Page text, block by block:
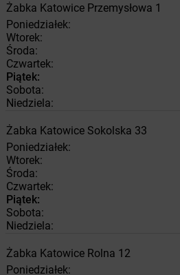
Żabka Katowice Przemysłowa 1
Poniedziałek:
Wtorek:
Środa:
Czwartek:
Piątek:
Sobota:
Niedziela:
Żabka Katowice Sokolska 33
Poniedziałek:
Wtorek:
Środa:
Czwartek:
Piątek:
Sobota:
Niedziela:
Żabka Katowice Rolna 12
Poniedziałek: